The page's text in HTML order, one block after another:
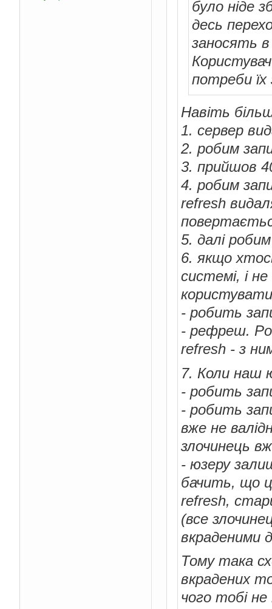
було ніде
десь
заносять
потреби їх
Навіть
1. сервер
2. робим
3. прийшов
4. робим
refresh
5. далі
6. якщо
системі, і
- робить
- рефреш.
refresh - з
7. Коли наш
- робить
- робить
вже не
злочинець
- юзеру
бачить, що
refresh,
(все
вкраденими
Тому така
вкрадених
чого тобі